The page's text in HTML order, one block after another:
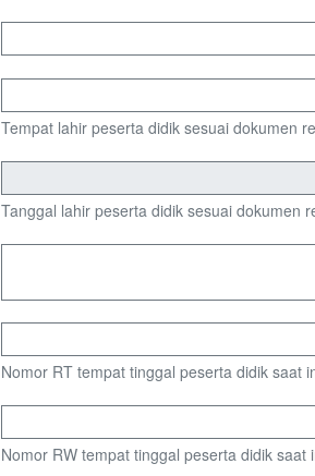
Tempat lahir peserta didik sesuai dokumen
Tanggal lahir peserta didik sesuai dokumen
Nomor RT tempat tinggal peserta didik saat
Nomor RW tempat tinggal peserta didik